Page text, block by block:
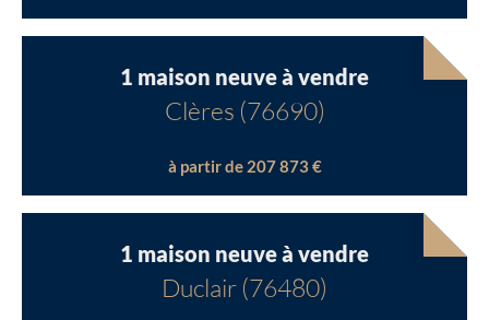
1 maison neuve à vendre
Clères (76690)
à partir de 207 873 €
1 maison neuve à vendre
Duclair (76480)